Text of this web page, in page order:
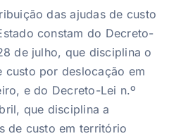
PT
das ajudas de custo
constam do Decreto-
de julho, que disciplina o
custo por deslocação em
e do Decreto-Lei n.º
que disciplina a
de custo em território